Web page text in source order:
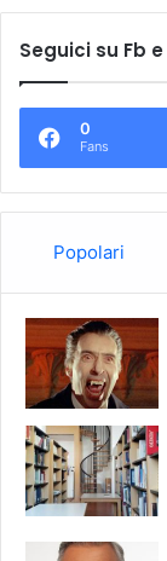
Seguici su Fb
0
Fans
Popolari